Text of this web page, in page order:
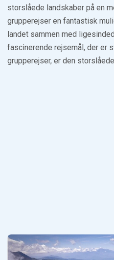
storslåede landskaber på en
grupperejser en fantastisk
landet sammen med
fascinerende rejsemål, der er
grupperejser, er den